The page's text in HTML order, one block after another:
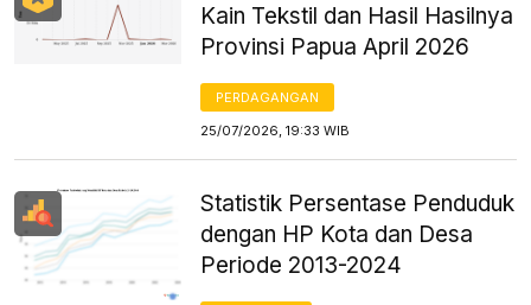
Kain Tekstil dan Hasil Hasilnya
Provinsi Papua April 2026
PERDAGANGAN
25/07/2026, 19:33 WIB
Statistik Persentase Penduduk
dengan HP Kota dan Desa
Periode 2013-2024